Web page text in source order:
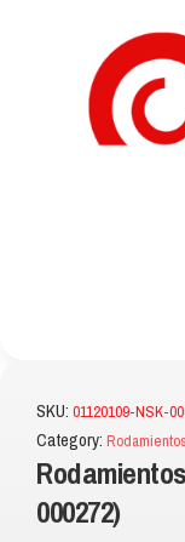
SKU: 01120109-NSK-
Category: Rodamientos
000272)